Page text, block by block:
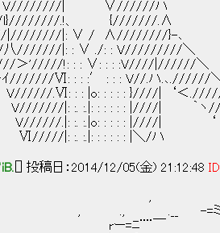
| ∨//////ハ
.!、 {///////.∧
|: ∨ / ∧////////}-､
: ∨ ./: : V/////////＼
!: : : ∨: : : :V////|//////＼
Ⅵ: : : :′ : : : V//.ハ.､.//////
.Ⅵ: : : |o: : : : : }////| ‘＜./////.
|: :. :.|: : : : : : |////| ｀
.|: :. :.|o: : : : : |////| ‘
|: :. :.|: : : : : : |＼/ハ
[] 投稿日：2014/12/05(金) 21:12:48
-=
￣ `く⌒